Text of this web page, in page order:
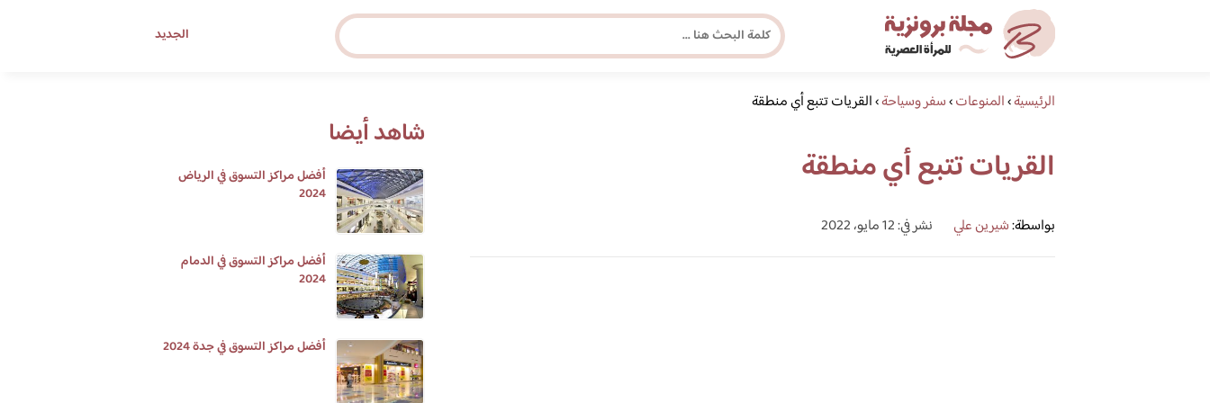
الجديد
الرئيسية›المنوعات›سفر وسياحة›القريات تتبع أي منطقة
القريات تتبع أي منطقة
بواسطة:شيرين علي نشر في: 12 مايو، 2022
شاهد أيضا
أفضل مراكز التسوق في الرياض
2024
أفضل مراكز التسوق في الدمام
2024
أفضل مراكز التسوق في جدة 2024